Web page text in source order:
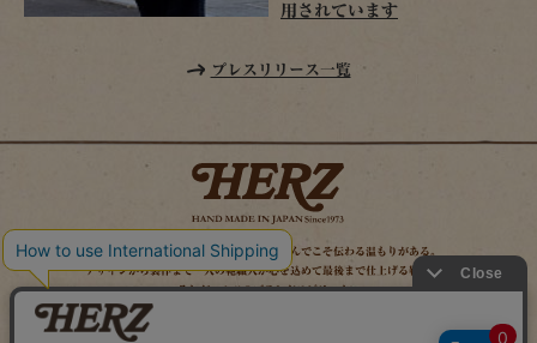
用されています
プレスリリース一覧
時を経てこそ解る味わいがある。使い込んでこそ伝わる温もりがある。
デザインから製作まで一人の鞄職人が心を込めて最後まで仕上げる鞄作り。
それがヘルツのブランドスピリット。
MAIL MAGAZINE